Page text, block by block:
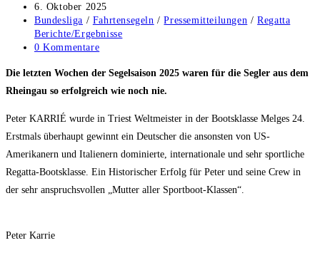
Autor:
Beitrag
veröffentlicht:
6. Oktober 2025
Beitrags-
Kategorie:
Bundesliga / Fahrtensegeln / Pressemitteilungen / Regatta
Berichte/Ergebnisse
Beitrags-
0 Kommentare
Die letzten Wochen der Segelsaison 2025 waren für die Segler aus dem
Rheingau so erfolgreich wie noch nie.
Peter KARRIÉ wurde in Triest Weltmeister in der Bootsklasse Melges 24.
Erstmals überhaupt gewinnt ein Deutscher die ansonsten von US-
Amerikanern und Italienern dominierte, internationale und sehr sportliche
Regatta-Bootsklasse. Ein Historischer Erfolg für Peter und seine Crew in
der sehr anspruchsvollen „Mutter aller Sportboot-Klassen“.
Peter Karrie